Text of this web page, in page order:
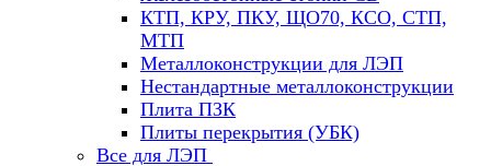
КТП, КРУ, ПКУ, ЩО70, КСО, СТП,
МТП
Металлоконструкции для ЛЭП
Нестандартные металлоконструкции
Плита ПЗК
Плиты перекрытия (УБК)
Все для ЛЭП